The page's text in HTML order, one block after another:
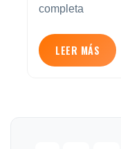
completa
LEER MÁS